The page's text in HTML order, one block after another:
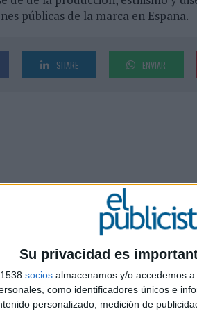
Su privacidad es
socios almacenamos y/o accedemos
como identificadores únicos e
personalizado, medición de
públicas de la marca en España.
SHARE ENVIAR